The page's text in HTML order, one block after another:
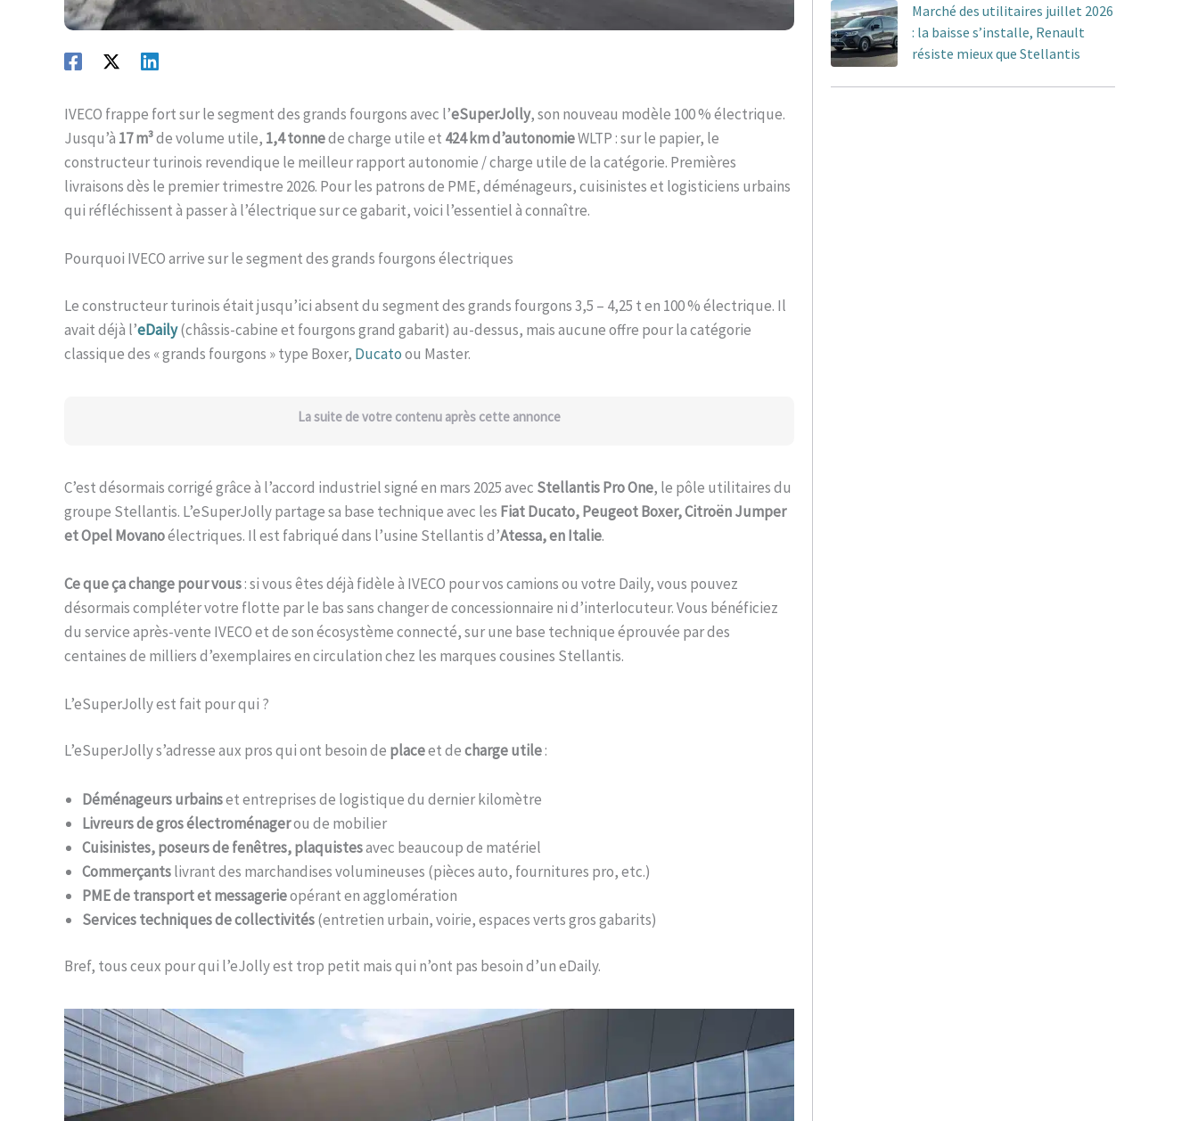
IVECO frappe fort sur le segment des grands fourgons avec l’eSuperJolly, son nouveau modèle 100 % électrique.
Jusqu’à 17 m³de volume utile, 1,4 tonnede charge utile et 424 km d’autonomieWLTP : sur le papier, le
constructeur turinois revendique le meilleur rapport autonomie / charge utile de la catégorie. Premières
livraisons dès le premier trimestre 2026. Pour les patrons de PME, déménageurs, cuisinistes et logisticiens urbains
qui réfléchissent à passer à l’électrique sur ce gabarit, voici l’essentiel à connaître.
Pourquoi IVECO arrive sur le segment des grands fourgons électriques
Le constructeur turinois était jusqu’ici absent du segment des grands fourgons 3,5 – 4,25 t en 100 % électrique. Il
avait déjà l’eDaily(châssis-cabine et fourgons grand gabarit) au-dessus, mais aucune offre pour la catégorie
classique des « grands fourgons » type Boxer, Ducatoou Master.
La suite de votre contenu après cette annonce
C’est désormais corrigé grâce à l’accord industriel signé en mars 2025 avec Stellantis Pro One, le pôle utilitaires du
groupe Stellantis. L’eSuperJolly partage sa base technique avec les Fiat Ducato, Peugeot Boxer, Citroën Jumper
et Opel Movanoélectriques. Il est fabriqué dans l’usine Stellantis d’Atessa, en Italie.
Ce que ça change pour vous: si vous êtes déjà fidèle à IVECO pour vos camions ou votre Daily, vous pouvez
désormais compléter votre flotte par le bas sans changer de concessionnaire ni d’interlocuteur. Vous bénéficiez
du service après-vente IVECO et de son écosystème connecté, sur une base technique éprouvée par des
centaines de milliers d’exemplaires en circulation chez les marques cousines Stellantis.
L’eSuperJolly est fait pour qui ?
L’eSuperJolly s’adresse aux pros qui ont besoin de placeet decharge utile:
Déménageurs urbainset entreprises de logistique du dernier kilomètre
Livreurs de gros électroménagerou de mobilier
Cuisinistes, poseurs de fenêtres, plaquistesavec beaucoup de matériel
Commerçantslivrant des marchandises volumineuses (pièces auto, fournitures pro, etc.)
PME de transport et messagerieopérant en agglomération
Services techniques de collectivités(entretien urbain, voirie, espaces verts gros gabarits)
Bref, tous ceux pour qui l’eJolly est trop petit mais qui n’ont pas besoin d’un eDaily.
Marché des utilitaires juillet 2026
: la baisse s’installe, Renault
résiste mieux que Stellantis